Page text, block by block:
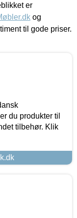
er
og
til gode priser.
du produkter til
tilbehør. Klik